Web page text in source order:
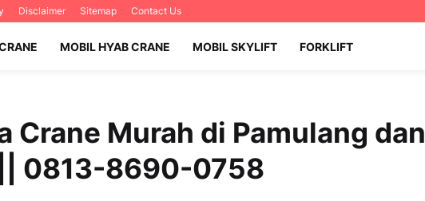
Disclaimer Sitemap Contact Us
MOBIL HYAB CRANE MOBIL SKYLIFT FORKLIFT
Crane Murah di Pamulang dan
0813-8690-0758